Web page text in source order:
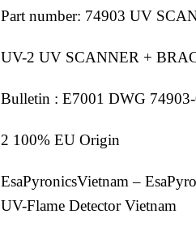
Part number: 74903 UV
UV-2 UV SCANNER +
Bulletin : E7001 DWG
2 100% EU Origin
EsaPyronicsVietnam –
UV-Flame Detector Vietnam